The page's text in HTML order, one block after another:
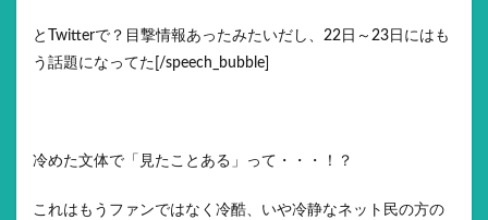
とTwitterで？目撃情報あったみたいだし、22日～23日にはも
う話題になってた[/speech_bubble]
冷めた文体で「見たことある」って・・・！？
これはもうファンではなく冷酷、いや冷静なネット民の方の